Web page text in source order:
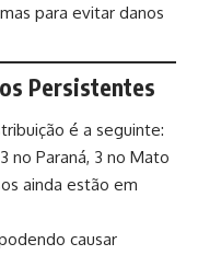
para evitar danos
Persistentes
é a seguinte:
no Paraná, 3 no Mato
ainda estão em
causar